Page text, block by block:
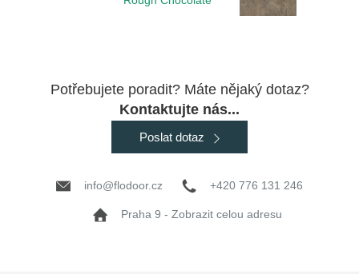
Potřebujete poradit? Máte nějaký dotaz?
Kontaktujte nás...
Poslat dotaz
info@flodoor.cz +420 776 131 246
Praha 9 - Zobrazit celou adresu